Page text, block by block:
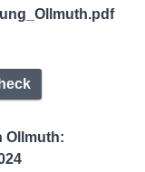
Ollmuth: